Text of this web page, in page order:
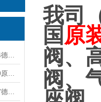
我司
国 原
阀、
阀、